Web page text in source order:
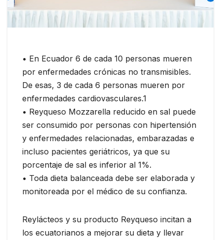
• En Ecuador 6 de cada 10 personas mueren
por enfermedades crónicas no transmisibles.
De esas, 3 de cada 6 personas mueren por
enfermedades cardiovasculares.1
• Reyqueso Mozzarella reducido en sal puede
ser consumido por personas con hipertensión
y enfermedades relacionadas, embarazadas e
incluso pacientes geriátricos, ya que su
porcentaje de sal es inferior al 1%.
• Toda dieta balanceada debe ser elaborada y
monitoreada por el médico de su confianza.
Reylácteos y su producto Reyqueso incitan a
los ecuatorianos a mejorar su dieta y llevar